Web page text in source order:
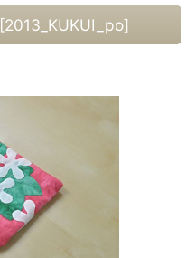
[2013_KUKUI_po]